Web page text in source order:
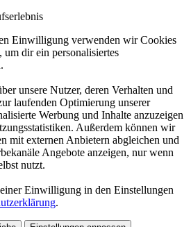
Einwilligung verwenden wir Cookies
dir ein personalisiertes
unsere Nutzer, deren Verhalten und
laufenden Optimierung unserer
Werbung und Inhalte anzuzeigen
Außerdem können wir
mit externen Anbietern abgleichen und
Angebote anzeigen, nur wenn
nutzt.
Einwilligung in den Einstellungen
.